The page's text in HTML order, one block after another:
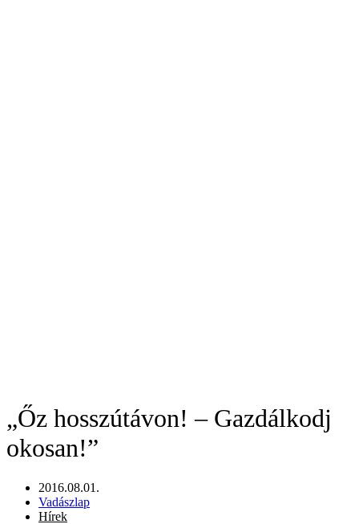
„Őz hosszútávon! – Gazdálkodj
okosan!”
2016.08.01.
Vadászlap
Hírek